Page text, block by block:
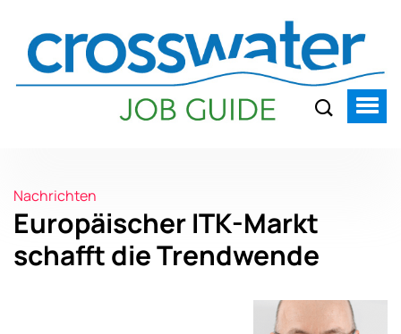
Nachrichten
Europäischer ITK-Markt
schafft die Trendwende